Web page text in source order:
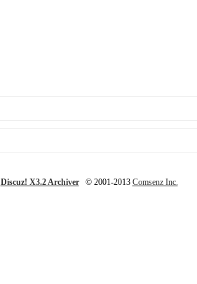
Discuz! X3.2 Archiver© 2001-2013 Comsenz Inc.